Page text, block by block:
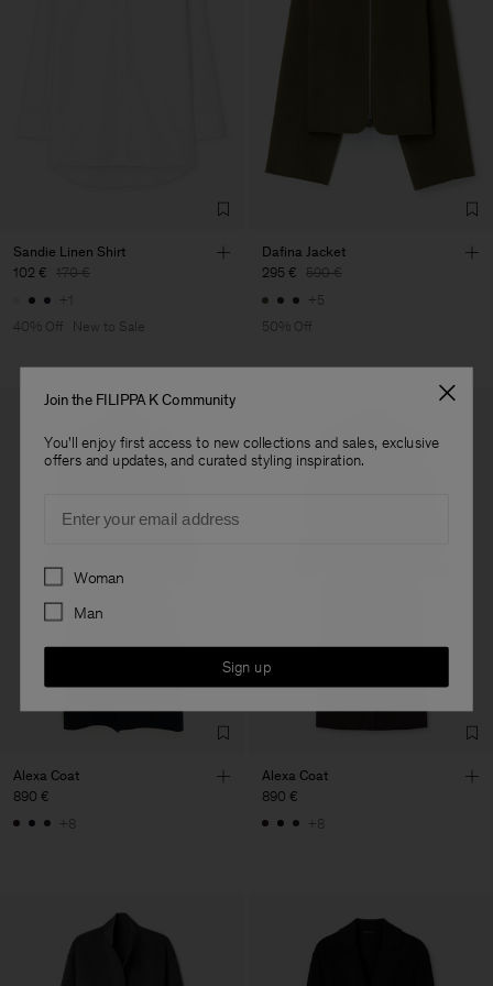
HS Shenzhen Premium
Fashion Branch
Sandie Linen Shirt
102 € 170 €
+1
40% Off
New to Sale
Dafina Jacket
295 € 590 €
+5
50% Off
Alexa Coat
890 €
+8
Alexa Coat
890 €
+8
Join the FILIPPA K Community
You'll enjoy first access to new collections and sales, exclusive
offers and updates, and curated styling inspiration.
Preferences
Woman
Man
Sign up